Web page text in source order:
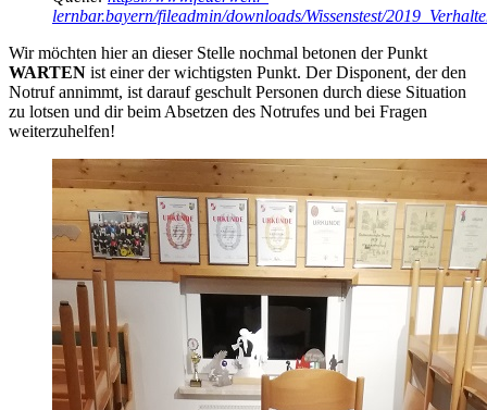
lernbar.bayern/fileadmin/downloads/Wissenstest/
Wir möchten hier an dieser Stelle nochmal betonen der Punkt
WARTEN ist einer der wichtigsten Punkt. Der Disponent, der den
Notruf annimmt, ist darauf geschult Personen durch diese Situation
zu lotsen und dir beim Absetzen des Notrufes und bei Fragen
weiterzuhelfen!